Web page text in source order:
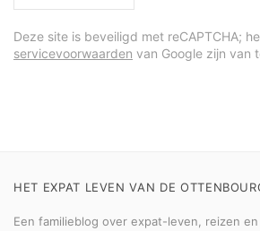
Deze site is beveiligd met reCAPTCHA;
servicevoorwaarden van Google zijn van
HET EXPAT LEVEN VAN DE
Een familieblog over expat-leven, reizen